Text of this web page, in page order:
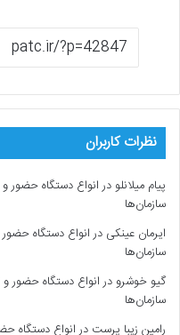
نظرات کاربران
پیام میلانلو درانواع دستگاه حضور و
سازمان‌ها
ایرمان عینکی درانواع دستگاه
سازمان‌ها
گیو خوشرو درانواع دستگاه حضور و
سازمان‌ها
رامین زیبا پرست درانواع دستگاه